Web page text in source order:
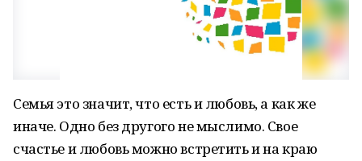
Семья это значит, что есть и любовь, а как же
иначе. Одно без другого не мыслимо. Свое
счастье и любовь можно встретить и на краю